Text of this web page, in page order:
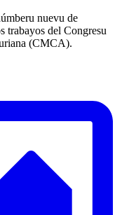
nuevu de
trabayos del Congresu
(CMCA).